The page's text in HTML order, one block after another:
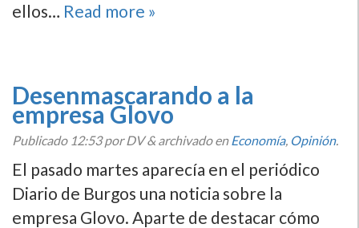
ellos… Read more »
Desenmascarando a la
empresa Glovo
Publicado 12:53por DV&archivado enEconomí­a, Opinión.
El pasado martes aparecí­a en el periódico
Diario de Burgos una noticia sobre la
empresa Glovo. Aparte de destacar cómo